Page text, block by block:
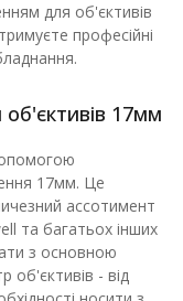
для об'єктивів
професійні
об'єктивів 17мм
17мм. Це
ассотимент
та багатьох інших
з основною
- від